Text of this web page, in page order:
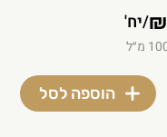
עד הבית. אצלנו
/יח'
הוספה לסל